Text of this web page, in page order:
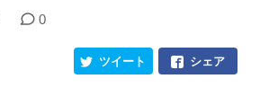
0
シェア
ツイート